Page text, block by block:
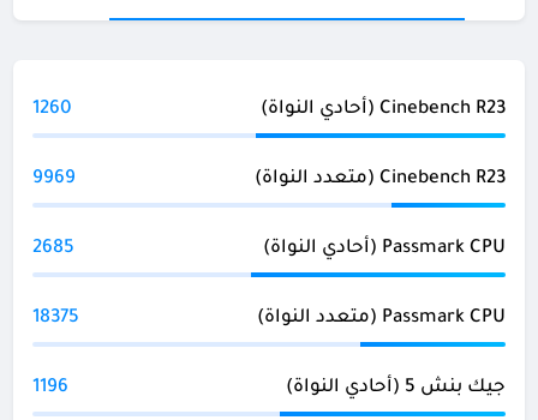
Cinebench R23 (أحادي النواة) 1260
Cinebench R23 (متعدد النواة) 9969
Passmark CPU (أحادي النواة) 2685
Passmark CPU (متعدد النواة) 18375
جيك بنش 5 (أحادي النواة) 1196